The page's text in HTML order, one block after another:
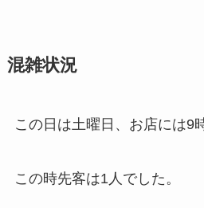
混雑状況
この日は土曜日、お店には9
この時先客は1人でした。